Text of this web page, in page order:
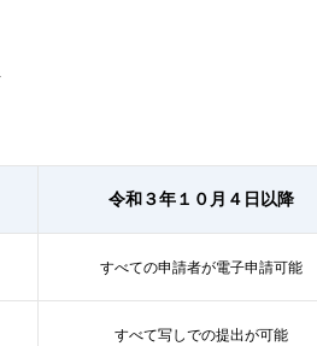
令和３年１０月４日以降
すべての申請者が電子申請可能
すべて写しでの提出が可能